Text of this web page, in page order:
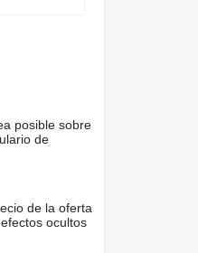
posible sobre
de
de la oferta
ocultos